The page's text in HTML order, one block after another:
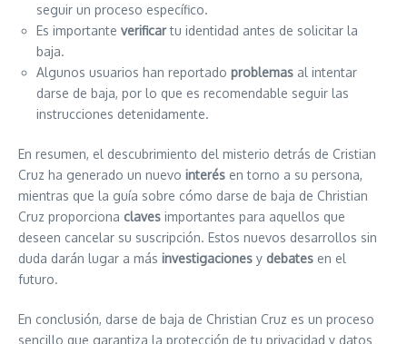
seguir un proceso específico.
Es importante verificartu identidad antes de solicitar la
baja.
Algunos usuarios han reportado problemas al intentar
darse de baja, por lo que es recomendable seguir las
instrucciones detenidamente.
En resumen, el descubrimiento del misterio detrás de Cristian
Cruz ha generado un nuevo interés en torno a su persona,
mientras que la guía sobre cómo darse de baja de Christian
Cruz proporciona claves importantes para aquellos que
deseen cancelar su suscripción. Estos nuevos desarrollos sin
duda darán lugar a más investigaciones y debates en el
futuro.
En conclusión, darse de baja de Christian Cruz es un proceso
sencillo que garantiza la protección de tu privacidad y datos